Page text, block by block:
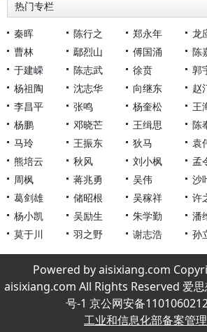
热门专栏
秦晖 陈行之 郑永年 龙
曹林
鄢烈山 傅国涌 陈
于建嵘
陈志武 徐贲 郭
杨祖陶
沈志华 向继东 赵
李昌平
张鸣 杨奎松 王
杨鹏
邓晓芒 王缉思 陈
马玲
王振东 狄马 袁
熊培云
秋风 刘小枫 孟
周枫
蒋兆勇 吴伟 沙
葛剑雄
储昭根 吴稼祥 许
杨小凯
吴励生 朱学勤 潘
莫于川
羽之野 谢志浩 孙
Powered by aisixiang.com
aisixiang.com All Rights Reserved 爱
号-1 京公网安备
工业和信息化部备案管